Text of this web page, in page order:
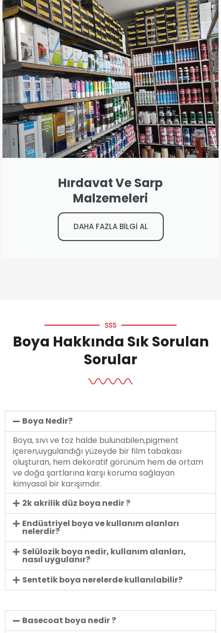
Hırdavat Ve Sarp
Malzemeleri
DAHA FAZLA BİLGİ AL
SSS
Boya Hakkında Sık Sorulan
Sorular
Boya Nedir?
Boya, sıvı ve toz halde bulunabilen,pigment
içeren,uygulandığı yüzeyde bir film tabakası
oluşturan, hem dekoratif görünüm hem de ortam
ve doğa şartlarına karşı koruma sağlayan
kimyasal bir karışımdır.
2k akrilik düz boya nedir ?
Endüstriyel boya ve kullanım alanları
nelerdir?
Selülozik boya nedir, kullanım alanları,
nasıl uygulanır?
Sentetik boya nerelerde kullanılabilir?
Basecoat boya nedir ?